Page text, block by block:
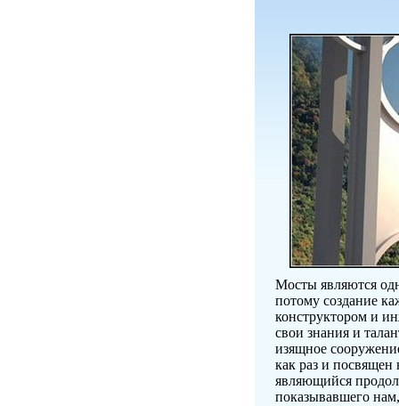
Мосты являются
потому создание
конструктором и
свои знания и
изящное
как раз и
являющийся
показывавшего